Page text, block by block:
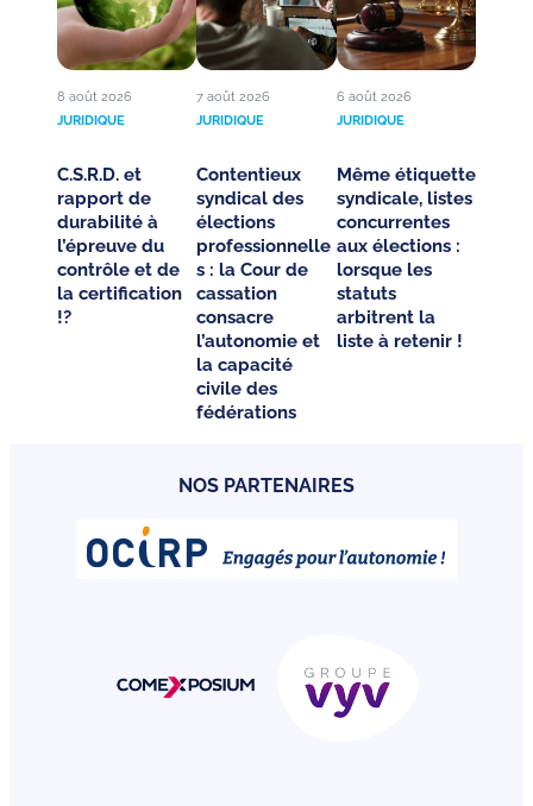
8 août 2026
JURIDIQUE
C.S.R.D. et
rapport de
durabilité à
l’épreuve du
contrôle et de
la certification
!?
7 août 2026
JURIDIQUE
Contentieux
syndical des
élections
professionnelle
s : la Cour de
cassation
consacre
l’autonomie et
la capacité
civile des
fédérations
6 août 2026
JURIDIQUE
Même étiquette
syndicale, listes
concurrentes
aux élections :
lorsque les
statuts
arbitrent la
liste à retenir !
NOS PARTENAIRES